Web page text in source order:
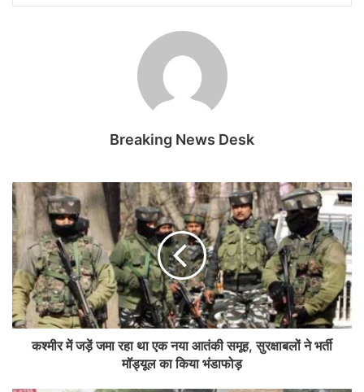
Breaking News Desk
कश्मीर में जड़ें जमा रहा था एक नया आतंकी समूह, सुरक्षाबलों ने भर्ती
मॉड्यूल का किया भंडाफोड़